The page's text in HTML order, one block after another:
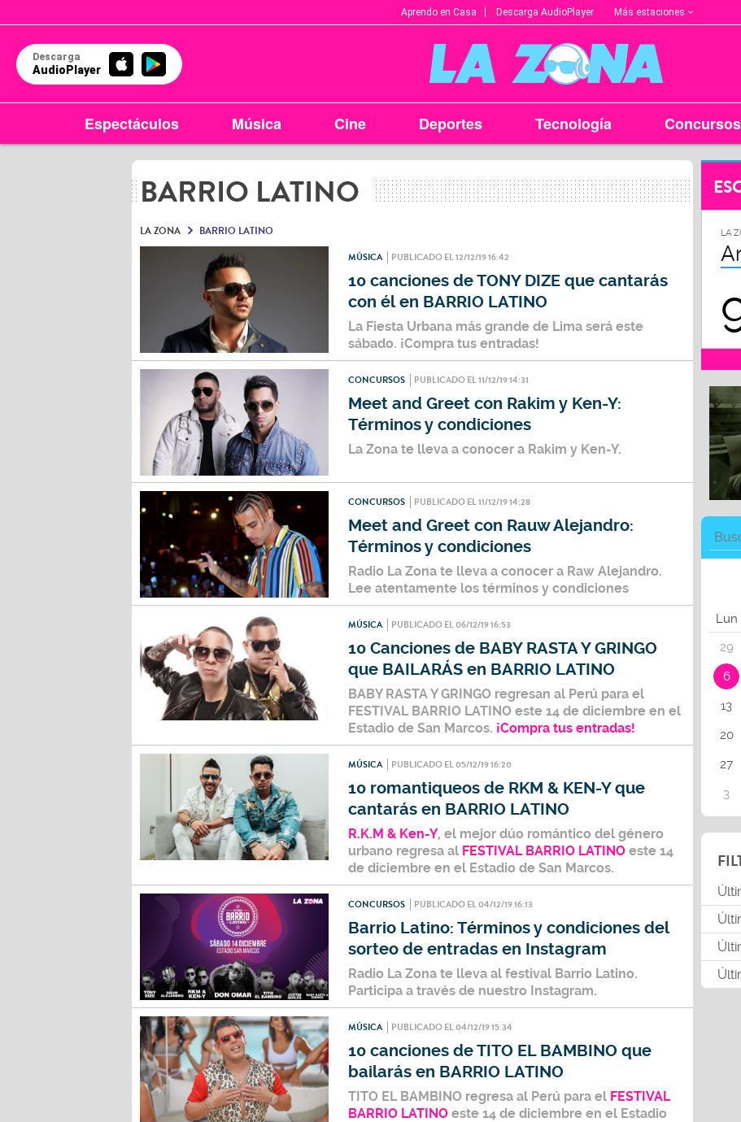
Aprendo en Casa Descarga AudioPlayer Más estaciones
Descarga
AudioPlayer
Espectáculos Música Cine Deportes Tecnología Concursos
BARRIO LATINO
LA ZONA BARRIO LATINO
MÚSICA PUBLICADO EL 12/12/19 16:42
10 canciones de TONY DIZE que cantarás
con él en BARRIO LATINO
La Fiesta Urbana más grande de Lima será este
sábado. ¡Compra tus entradas!
CONCURSOS PUBLICADO EL 11/12/19 14:31
Meet and Greet con Rakim y Ken-Y:
Términos y condiciones
La Zona te lleva a conocer a Rakim y Ken-Y.
CONCURSOS PUBLICADO EL 11/12/19 14:28
Meet and Greet con Rauw Alejandro:
Términos y condiciones
Radio La Zona te lleva a conocer a Raw Alejandro.
Lee atentamente los términos y condiciones
MÚSICA PUBLICADO EL 06/12/19 16:53
10 Canciones de BABY RASTA Y GRINGO
que BAILARÁS en BARRIO LATINO
BABY RASTA Y GRINGO regresan al Perú para el
FESTIVAL BARRIO LATINO este 14 de diciembre en el
Estadio de San Marcos. ¡Compra tus entradas!
MÚSICA PUBLICADO EL 05/12/19 16:20
10 romantiqueos de RKM & KEN-Y que
cantarás en BARRIO LATINO
R.K.M & Ken-Y, el mejor dúo romántico del género
urbano regresa al FESTIVAL BARRIO LATINO este 14
de diciembre en el Estadio de San Marcos.
CONCURSOS PUBLICADO EL 04/12/19 16:13
Barrio Latino: Términos y condiciones del
sorteo de entradas en Instagram
Radio La Zona te lleva al festival Barrio Latino.
Participa a través de nuestro Instagram.
MÚSICA PUBLICADO EL 04/12/19 15:34
10 canciones de TITO EL BAMBINO que
bailarás en BARRIO LATINO
TITO EL BAMBINO regresa al Perú para el FESTIVAL
BARRIO LATINO este 14 de diciembre en el Estadio
LA
Lun
29
6
13
20
27
3